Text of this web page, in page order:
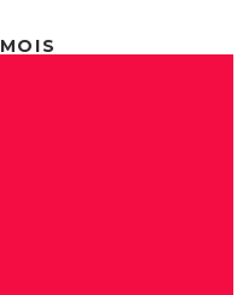
MOIS